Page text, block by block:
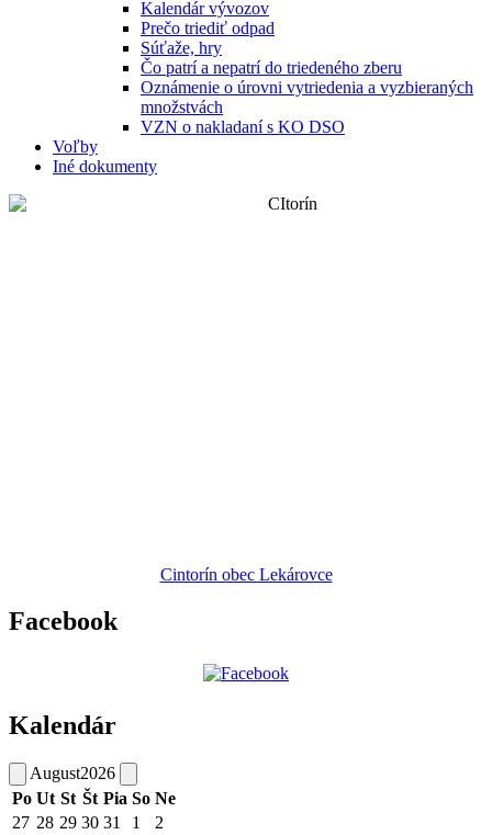
Kalendár vývozov
Prečo triediť odpad
Súťaže, hry
Čo patrí a nepatrí do triedeného zberu
Oznámenie o úrovni vytriedenia a vyzbieraných
množstvách
VZN o nakladaní s KO DSO
Voľby
Iné dokumenty
Cintorín obec Lekárovce
Facebook
Kalendár
August2026
Po Ut St Št Pia So Ne
27 28 29 30 31 1
2